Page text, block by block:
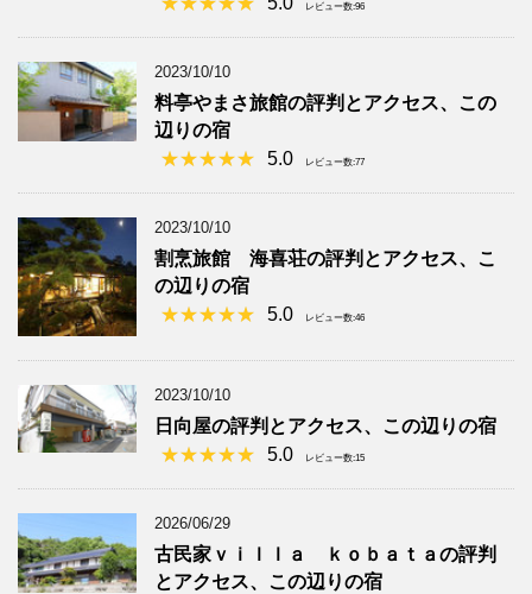
レビュー数:96
2023/10/10
料亭やまさ旅館の評判とアクセス、この
辺りの宿
5.0
レビュー数:77
2023/10/10
割烹旅館 海喜荘の評判とアクセス、こ
の辺りの宿
5.0
レビュー数:46
2023/10/10
日向屋の評判とアクセス、この辺りの宿
5.0
レビュー数:15
2026/06/29
古民家ｖｉｌｌａ ｋｏｂａｔａの評判
とアクセス、この辺りの宿